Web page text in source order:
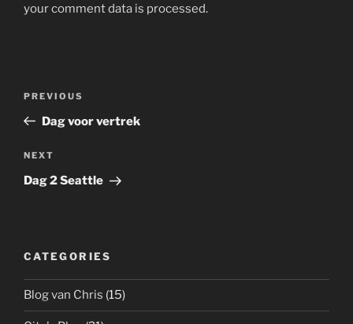
your comment data is processed.
Previous
Post
PREVIOUS
Dag voor vertrek
Next
Post
NEXT
Dag 2 Seattle
CATEGORIES
Blog van Chris (15)